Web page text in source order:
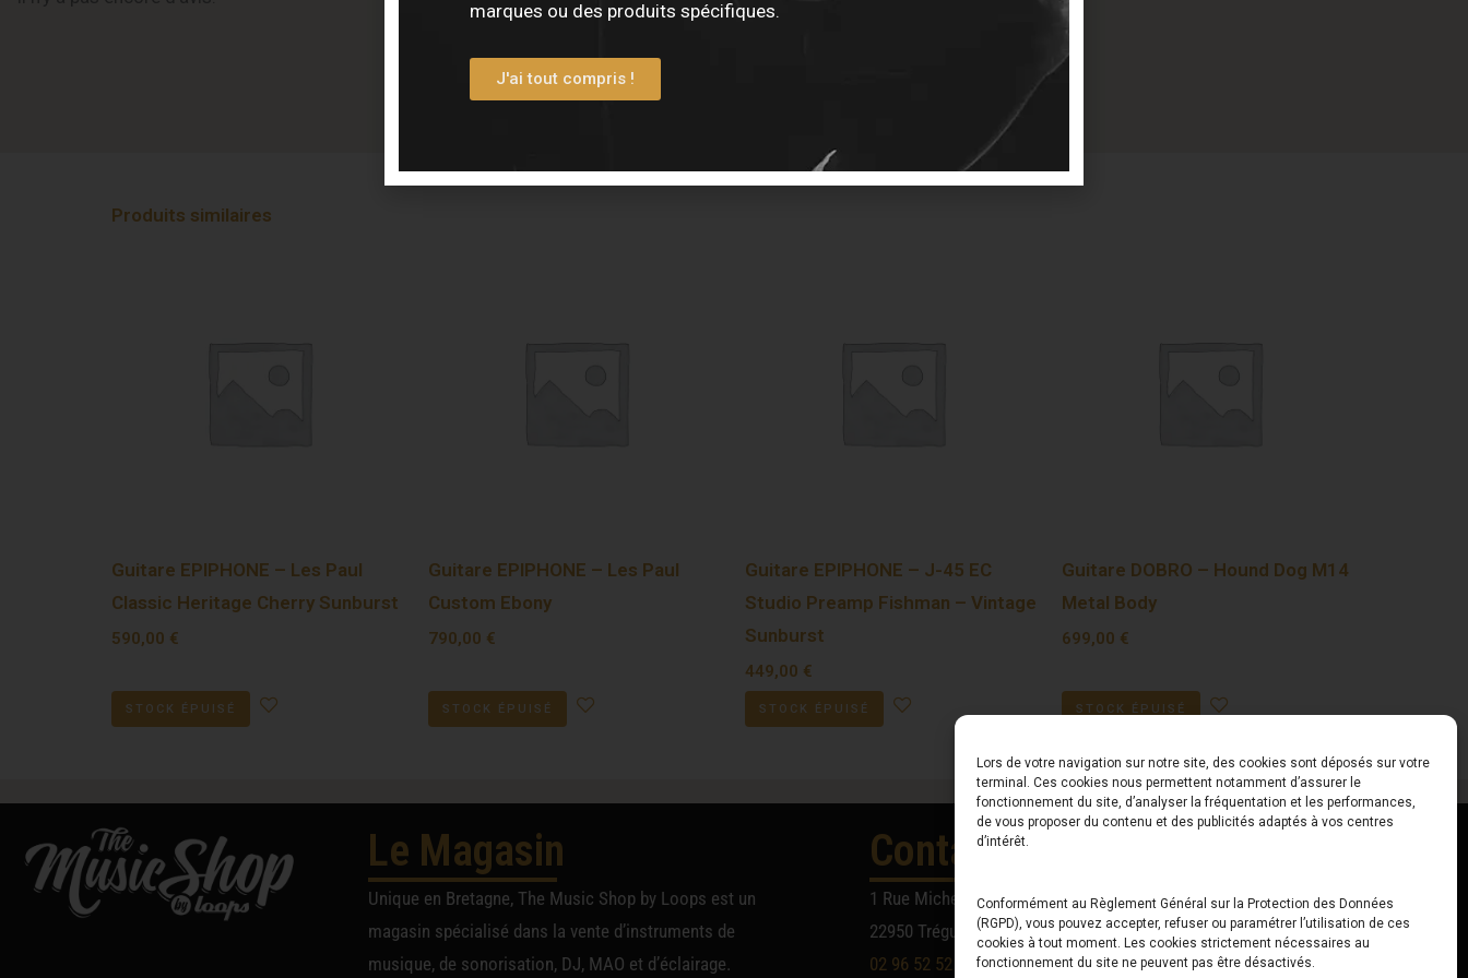
Lors de votre navigation sur notre site, des cookies sont déposés sur votre
terminal. Ces cookies nous permettent notamment d’assurer le
fonctionnement du site, d’analyser la fréquentation et les performances,
de vous proposer du contenu et des publicités adaptés à vos centres
d’intérêt.
Conformément au Règlement Général sur la Protection des Données
(RGPD), vous pouvez accepter, refuser ou paramétrer l’utilisation de ces
cookies à tout moment. Les cookies strictement nécessaires au
fonctionnement du site ne peuvent pas être désactivés.
Produits similaires
Guitare EPIPHONE – Les Paul
Classic Heritage Cherry Sunburst
590,00 €
STOCK ÉPUISÉ
Guitare EPIPHONE – Les Paul
Custom Ebony
790,00 €
STOCK ÉPUISÉ
Guitare EPIPHONE – J-45 EC
Studio Preamp Fishman – Vintage
Sunburst
449,00 €
STOCK ÉPUISÉ
Guitare DOBRO – Hound Dog M14
Metal Body
699,00 €
STOCK ÉPUISÉ
Le Magasin
Unique en Bretagne, The Music Shop by Loops est un
magasin spécialisé dans la vente d’instruments de
musique, de sonorisation, DJ, MAO et d’éclairage.
Contact
1 Rue Michel Audiard
22950 Trégueux
02 96 52 52 52
Du Lundi au Vendredi
10h00 – 12h30 // 14h00 –
19h00
marques ou des produits spécifiques.
J'ai tout compris !